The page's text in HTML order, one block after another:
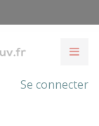
Se connecter